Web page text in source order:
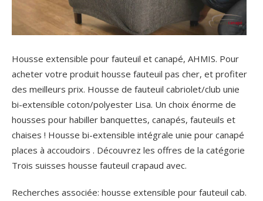
Housse extensible pour fauteuil et canapé, AHMIS. Pour
acheter votre produit housse fauteuil pas cher, et profiter
des meilleurs prix. Housse de fauteuil cabriolet/club unie
bi-extensible coton/polyester Lisa. Un choix énorme de
housses pour habiller banquettes, canapés, fauteuils et
chaises ! Housse bi-extensible intégrale unie pour canapé
places à accoudoirs . Découvrez les offres de la catégorie
Trois suisses housse fauteuil crapaud avec.
Recherches associée: housse extensible pour fauteuil cab.